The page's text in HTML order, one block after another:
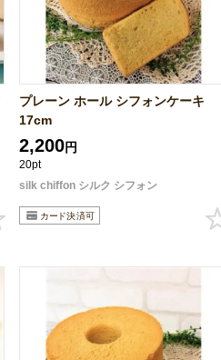
プレーン ホール シフォンケーキ
17cm
2,200円
20pt
silk chiffon シルク シフォン